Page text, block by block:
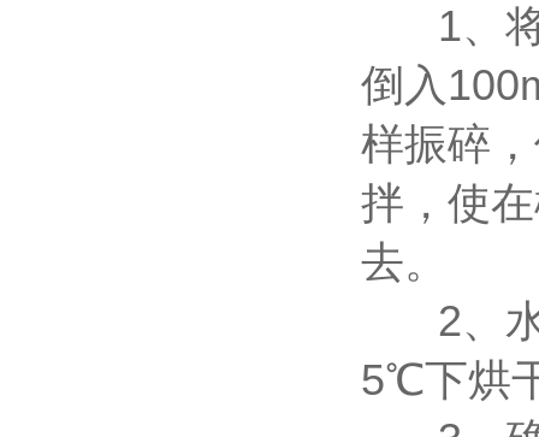
1、
倒入
样振碎
拌，使
去。
2、
5℃下烘